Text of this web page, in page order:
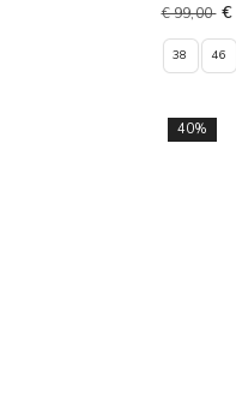
€ 99,00 €
38 46
40%